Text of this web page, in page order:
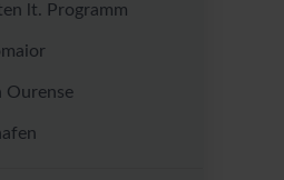
lt. Programm
Ourense